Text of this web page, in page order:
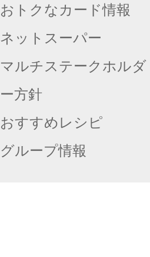
おトクなカード情報
ネットスーパー
マルチステークホルダ
ー方針
おすすめレシピ
グループ情報